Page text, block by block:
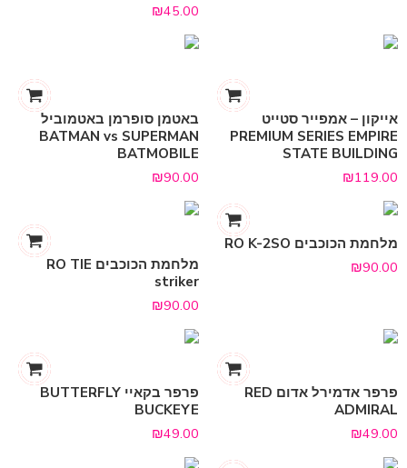
₪45.00
אייקון – אמפייר סטייט
PREMIUM SERIES EMPIRE
STATE BUILDING
₪119.00
באטמן סופרמן באטמוביל
BATMAN vs SUPERMAN
BATMOBILE
₪90.00
מלחמת הכוכבים RO K-2SO
₪90.00
מלחמת הכוכבים RO TIE
striker
₪90.00
פרפר אדמירל אדום RED
ADMIRAL
₪49.00
פרפר בקאיי BUTTERFLY
BUCKEYE
₪49.00